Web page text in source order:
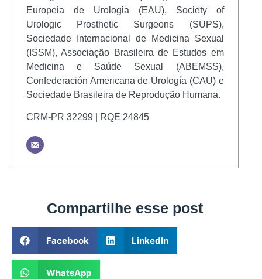
Europeia de Urologia (EAU), Society of
Urologic Prosthetic Surgeons (SUPS),
Sociedade Internacional de Medicina Sexual
(ISSM), Associação Brasileira de Estudos em
Medicina e Saúde Sexual (ABEMSS),
Confederación Americana de Urología (CAU) e
Sociedade Brasileira de Reprodução Humana.
CRM-PR 32299 | RQE 24845
Compartilhe esse post
Facebook LinkedIn
WhatsApp